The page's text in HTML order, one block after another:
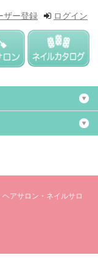
ログイン
ザー登録
アサロン・ネイルサロ